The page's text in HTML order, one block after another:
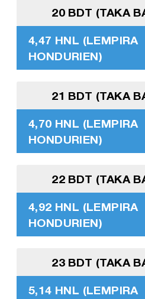
20 BDT (TAKA
4,47 HNL (LEMPIRA
HONDURIEN)
21 BDT (TAKA
4,70 HNL (LEMPIRA
HONDURIEN)
22 BDT (TAKA
4,92 HNL (LEMPIRA
HONDURIEN)
23 BDT (TAKA
5,14 HNL (LEMPIRA